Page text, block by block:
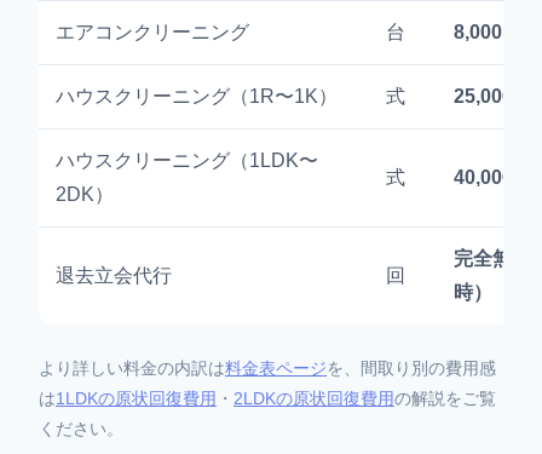
エアコンクリーニング 台 8,000円
ハウスクリーニング（1R〜1K） 式 25,000円
ハウスクリーニング（1LDK〜
2DK）
式 40,000円
退去立会代行 回
完全無料
時）
より詳しい料金の内訳は料金表ページを、間取り別の費用感
は1LDKの原状回復費用 ・ 2LDKの原状回復費用の解説をご覧
ください。